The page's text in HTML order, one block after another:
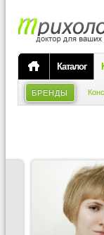
Каталог
БРЕНДЫ